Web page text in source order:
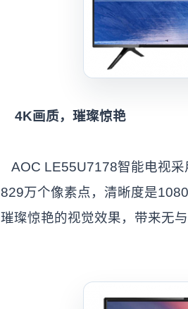
4K画质，璀璨惊艳
AOC LE55U7178智能电视
829万个像素点，清晰度是
璀璨惊艳的视觉效果，带来无